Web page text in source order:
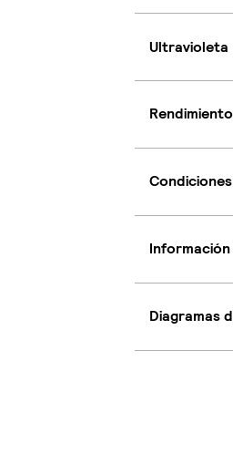
Ultravioleta
Diagramas